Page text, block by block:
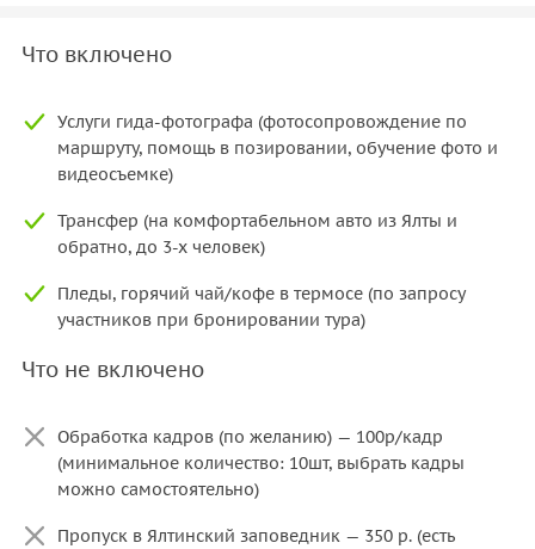
Что включено
Услуги гида-фотографа (фотосопровождение по
маршруту, помощь в позировании, обучение фото и
видеосъемке)
Трансфер (на комфортабельном авто из Ялты и
обратно, до 3-х человек)
Пледы, горячий чай/кофе в термосе (по запросу
участников при бронировании тура)
Что не включено
Обработка кадров (по желанию) — 100р/кадр
(минимальное количество: 10шт, выбрать кадры
можно самостоятельно)
Пропуск в Ялтинский заповедник — 350 р. (есть